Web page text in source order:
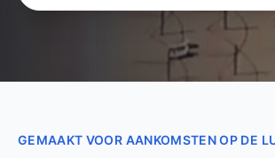
GEMAAKT VOOR AANKOMSTEN OP DE